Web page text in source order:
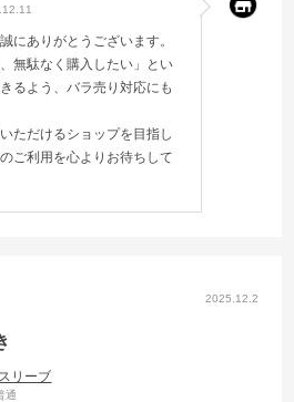
にありがとうございます。
無駄なく購入したい」とい
るよう、バラ売り対応にも
ただけるショップを目指し
ご利用を心よりお待ちして
2025.12.2
リーブ
通